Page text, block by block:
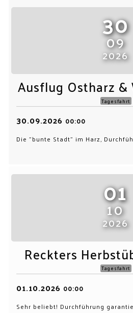
30
09
2026
Ausflug Ostharz
Tagesfahrt
30.09.2026 00:00
Die "bunte Stadt" im Harz,
01
10
2026
Reckters
Tagesfahrt
01.10.2026 00:00
Sehr beliebt! Durchführung